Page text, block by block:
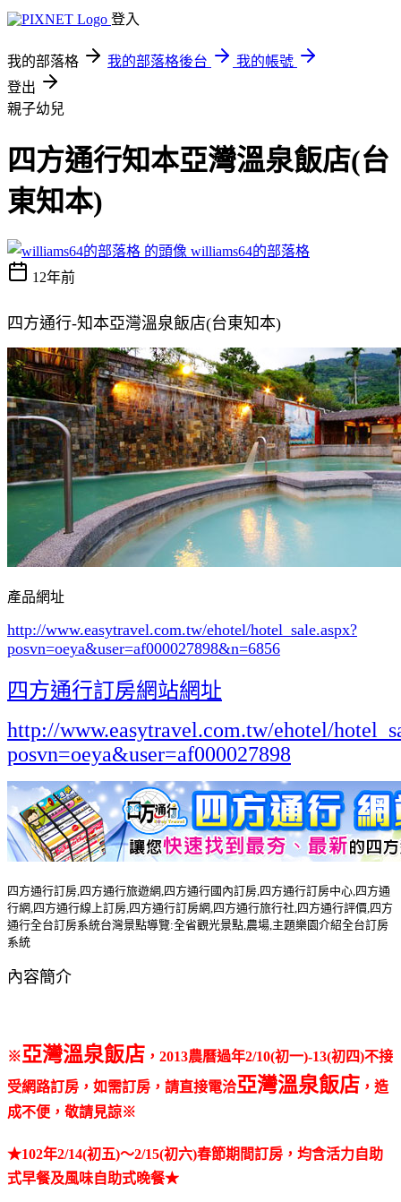
登入
我的部落格 我的部落格後台
我的帳號
登出
親子幼兒
四方通行知本亞灣溫泉飯店(台
東知本)
williams64的部落格
12年前
四方通行-知本亞灣溫泉飯店(台東知本)
產品網址
http://www.easytravel.com.tw/ehotel/hotel_sale.aspx?
posvn=oeya&user=af000027898&n=6856
四方通行訂房網站網址
http://www.easytravel.com.tw/ehotel/
posvn=oeya&user=af000027898
四方通行訂房,四方通行旅遊網,四方通行國內訂房,四方通行訂房中心,四方通
行網,四方通行線上訂房,四方通行訂房網,四方通行旅行社,四方通行評價,四方
通行全台訂房系統台灣景點導覽:全省觀光景點,農場,主題樂園介紹全台訂房
系統
內容簡介
※亞灣溫泉飯店 ，2013農曆過年2/10(初一)-13(初四)不接
受網路訂房，如需訂房，請直接電洽亞灣溫泉飯店 ，造
成不便，敬請見諒※
★102年2/14(初五)～2/15(初六)春節期間訂房，均含活力自助
式早餐及風味自助式晚餐★